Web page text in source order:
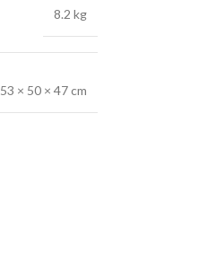
8.2 kg
53 × 50 × 47 cm